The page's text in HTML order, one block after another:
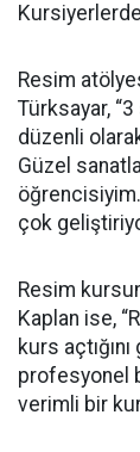
Resim
Türksayar,
düzenli
Güzel
çok
Resim
Kaplan ise,
kurs
profesyonel
verimli bir